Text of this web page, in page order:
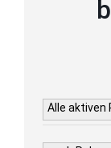
Alle aktiven